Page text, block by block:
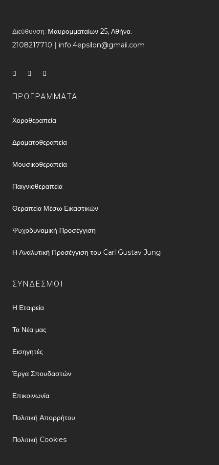
Διεύθυνση: Μαυρομματαίων 25, Αθήνα.
2108217710 ​ | info.4epsilon@gmail.com
ΠΡΟΓΡΑΜΜΑΤΑ
Χοροθεραπεία
Δραματοθεραπεία
Μουσικοθεραπεία
Παιγνιοθεραπεία
Θεραπεία Μέσω Εικαστικών
Ψυχοδυναμική Προσέγγιση
Η Αναλυτική Προσέγγιση του Carl Gustav Jung
ΣΥΝΔΕΣΜΟΙ
Η Εταιρεία
Τα Νέα μας
Εισηγητές
Έργα Σπουδαστών
Επικοινωνία
Πολιτική Απορρήτου
Πολιτική Cookies